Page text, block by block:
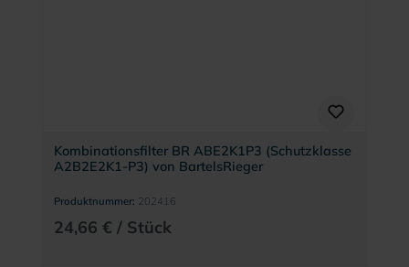
Kombinationsfilter BR ABE2K1P3 (Schutzklasse
A2B2E2K1-P3) von BartelsRieger
Produktnummer: 202416
24,66 € / Stück